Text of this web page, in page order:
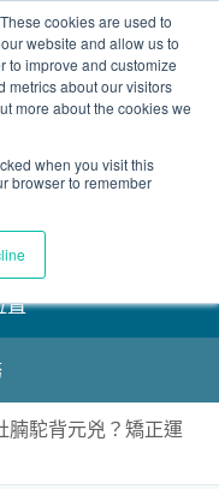
cookies are used to
website and allow us to
to improve and customize
metrics about our visitors
more about the cookies we
when you visit this
browser to remember
隊
置
腩駝背元兇？矯正運